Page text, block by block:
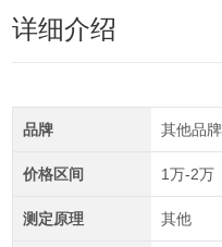
详细介绍
品牌 其他品牌
价格区间 1万-2万
测定原理 其他